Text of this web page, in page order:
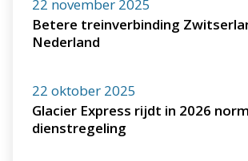
22 november 2025
Betere treinverbinding
Nederland
22 oktober 2025
Glacier Express rijdt in 2026
dienstregeling